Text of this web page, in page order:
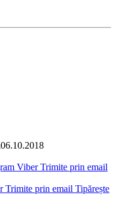
06.10.2018
Viber Trimite prin email
Trimite prin email Tipărește